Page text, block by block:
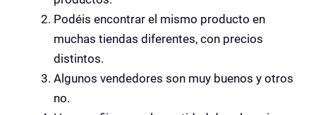
Podéis encontrar el mismo producto en
muchas tiendas diferentes, con precios
distintos.
Algunos vendedores son muy buenos y otros
no.